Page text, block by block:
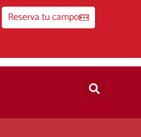
Reserva tu campo